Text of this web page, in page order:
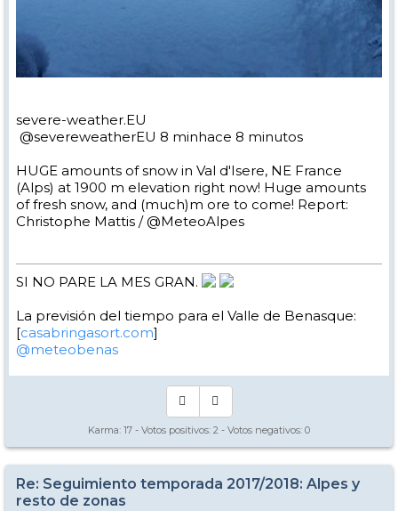
severe-weather.EU
‏ @severeweatherEU 8 minhace 8 minutos
HUGE amounts of snow in Val d'Isere, NE France
(Alps) at 1900 m elevation right now! Huge amounts
of fresh snow, and (much)m ore to come! Report:
Christophe Mattis / @MeteoAlpes
SI NO PARE LA MES GRAN.
La previsión del tiempo para el Valle de Benasque:
[casabringasort.com]
@meteobenas
Karma: 17 - Votos positivos: 2 - Votos negativos: 0
Re: Seguimiento temporada 2017/2018: Alpes y
resto de zonas